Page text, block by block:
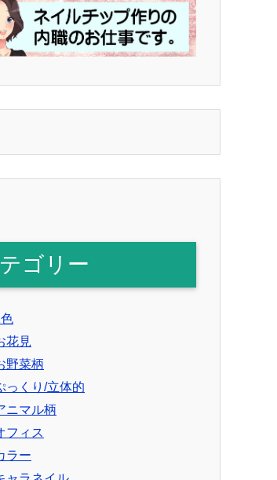
ゴリー
花見
野菜柄
っくり/立体的
ニマル柄
フィス
ラー